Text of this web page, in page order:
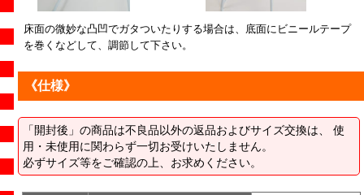
床面の微妙な凸凹でガタついたりする場合は、底面にビニールテープ
を巻くなどして、調節して下さい。
《仕様》
「開封後」の商品は不良品以外の返品およびサイズ交換は、 使
用・未使用に関わらず一切お受けいたしません。
必ずサイズ等をご確認の上、お求めください。